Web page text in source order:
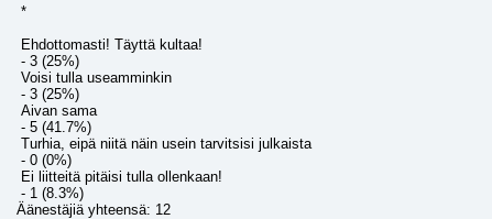
*
Ehdottomasti! Täyttä kultaa!
- 3 (25%)
Voisi tulla useamminkin
- 3 (25%)
Aivan sama
- 5 (41.7%)
Turhia, eipä niitä näin usein tarvitsisi julkaista
- 0 (0%)
Ei liitteitä pitäisi tulla ollenkaan!
- 1 (8.3%)
Äänestäjiä yhteensä: 12